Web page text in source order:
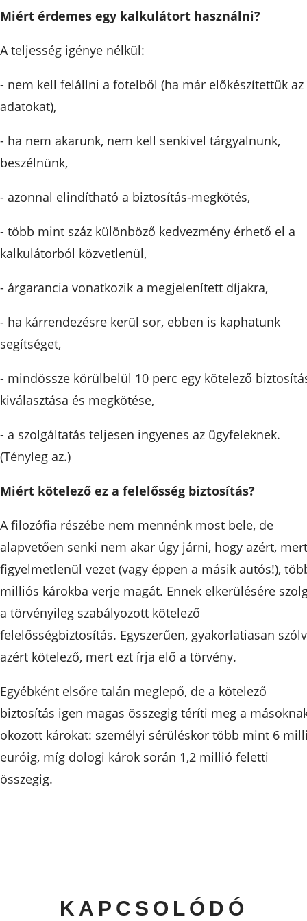
Miért érdemes egy kalkulátort használni?
A teljesség igénye nélkül:
- nem kell felállni a fotelből (ha már előkészítettük az
adatokat),
- ha nem akarunk, nem kell senkivel tárgyalnunk,
beszélnünk,
- azonnal elindítható a biztosítás-megkötés,
- több mint száz különböző kedvezmény érhető el a
kalkulátorból közvetlenül,
- árgarancia vonatkozik a megjelenített díjakra,
- ha kárrendezésre kerül sor, ebben is kaphatunk
segítséget,
- mindössze körülbelül 10 perc egy kötelező
kiválasztása és megkötése,
- a szolgáltatás teljesen ingyenes az ügyfeleknek.
(Tényleg az.)
Miért kötelező ez a felelősség biztosítás?
A filozófia részébe nem mennénk most bele, de
alapvetően senki nem akar úgy járni, hogy azért, mert
figyelmetlenül vezet (vagy éppen a másik autós!),
milliós károkba verje magát. Ennek elkerülésére
a törvényileg szabályozott kötelező
felelősségbiztosítás. Egyszerűen, gyakorlatiasan
azért kötelező, mert ezt írja elő a törvény.
Egyébként elsőre talán meglepő, de a kötelező
biztosítás igen magas összegig téríti meg a
okozott károkat: személyi sérüléskor több mint 6
euróig, míg dologi károk során 1,2 millió feletti
összegig.
KAPCSOLÓDÓ